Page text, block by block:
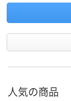
人気の商品